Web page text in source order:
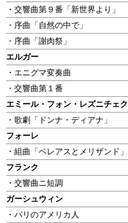
・交響曲第９番「新世界より」
・序曲「自然の中で」
・序曲「謝肉祭」
エルガー
・エニグマ変奏曲
・交響曲第１番
エミール・フォン・レズニチェク
・歌劇「ドンナ・ディアナ」
フォーレ
・組曲「ペレアスとメリザンド」
フランク
・交響曲ニ短調
ガーシュウィン
・パリのアメリカ人